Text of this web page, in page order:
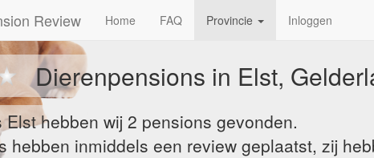
Review Home FAQ Provincie Inloggen
Dierenpensions in Elst,
Elst hebben wij 2 pensions gevonden.
hebben inmiddels een review geplaatst, zij